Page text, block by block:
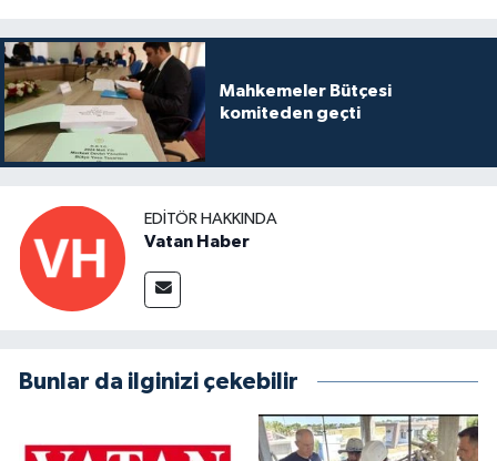
Mahkemeler Bütçesi
komiteden geçti
EDITÖR HAKKINDA
Vatan Haber
Bunlar da ilginizi çekebilir